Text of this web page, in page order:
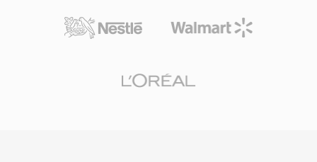
по подходу к сжатию. Файлы RMVB
поддерживают встроенные потоки
удобно для распространения
2000-х для хранения цифрового видео на
цифрового ТВ с помощью аппаратных